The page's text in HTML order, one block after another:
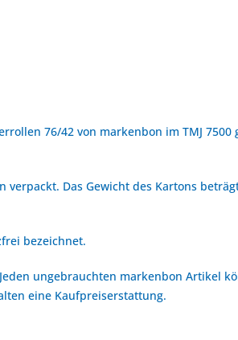
76/42 von markenbon im TMJ
Das Gewicht des Kartons
bezeichnet.
ungebrauchten markenbon Artikel
eine Kaufpreiserstattung.